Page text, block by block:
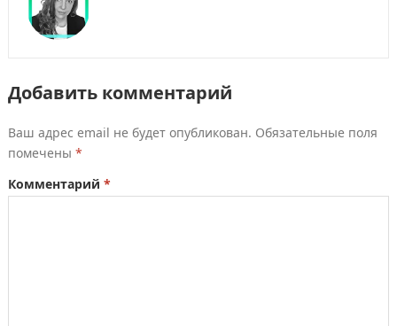
Добавить комментарий
Ваш адрес email не будет опубликован. Обязательные поля
помечены *
Комментарий *